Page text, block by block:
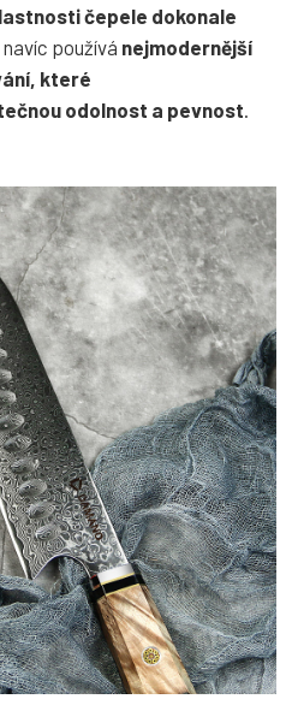
čepele dokonale
používá nejmodernější
které
odolnost a pevnost